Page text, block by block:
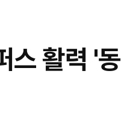
스 활력 '동